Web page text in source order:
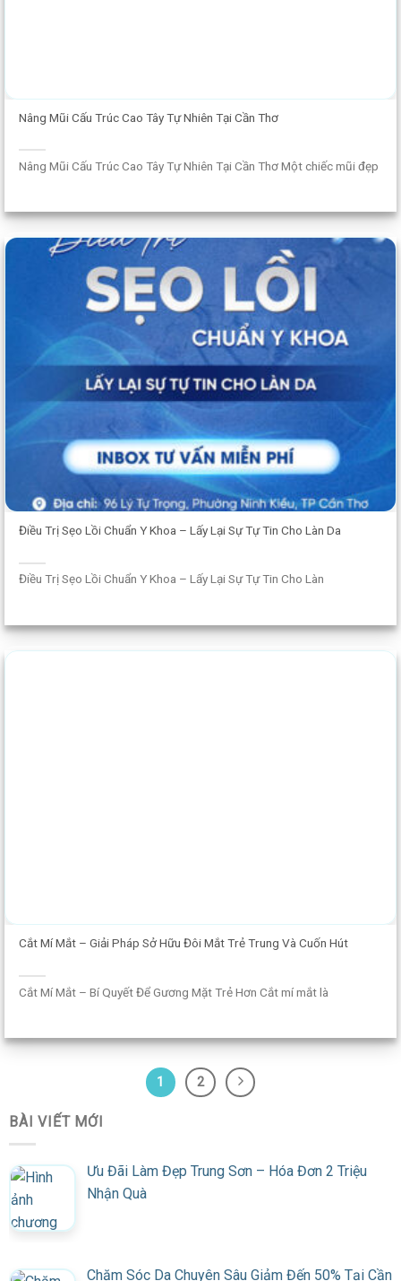
Nâng Mũi Cấu Trúc Cao Tây Tự Nhiên Tại Cần Thơ
Nâng Mũi Cấu Trúc Cao Tây Tự Nhiên Tại Cần Thơ Một chiếc mũi đẹp
Điều Trị Sẹo Lồi Chuẩn Y Khoa – Lấy Lại Sự Tự Tin Cho Làn Da
Điều Trị Sẹo Lồi Chuẩn Y Khoa – Lấy Lại Sự Tự Tin Cho Làn
Cắt Mí Mắt – Giải Pháp Sở Hữu Đôi Mắt Trẻ Trung Và Cuốn Hút
Cắt Mí Mắt – Bí Quyết Để Gương Mặt Trẻ Hơn Cắt mí mắt là
1 2
BÀI VIẾT MỚI
Ưu Đãi Làm Đẹp Trung Sơn – Hóa Đơn 2 Triệu
Nhận Quà
Chăm Sóc Da Chuyên Sâu Giảm Đến 50% Tại Cần